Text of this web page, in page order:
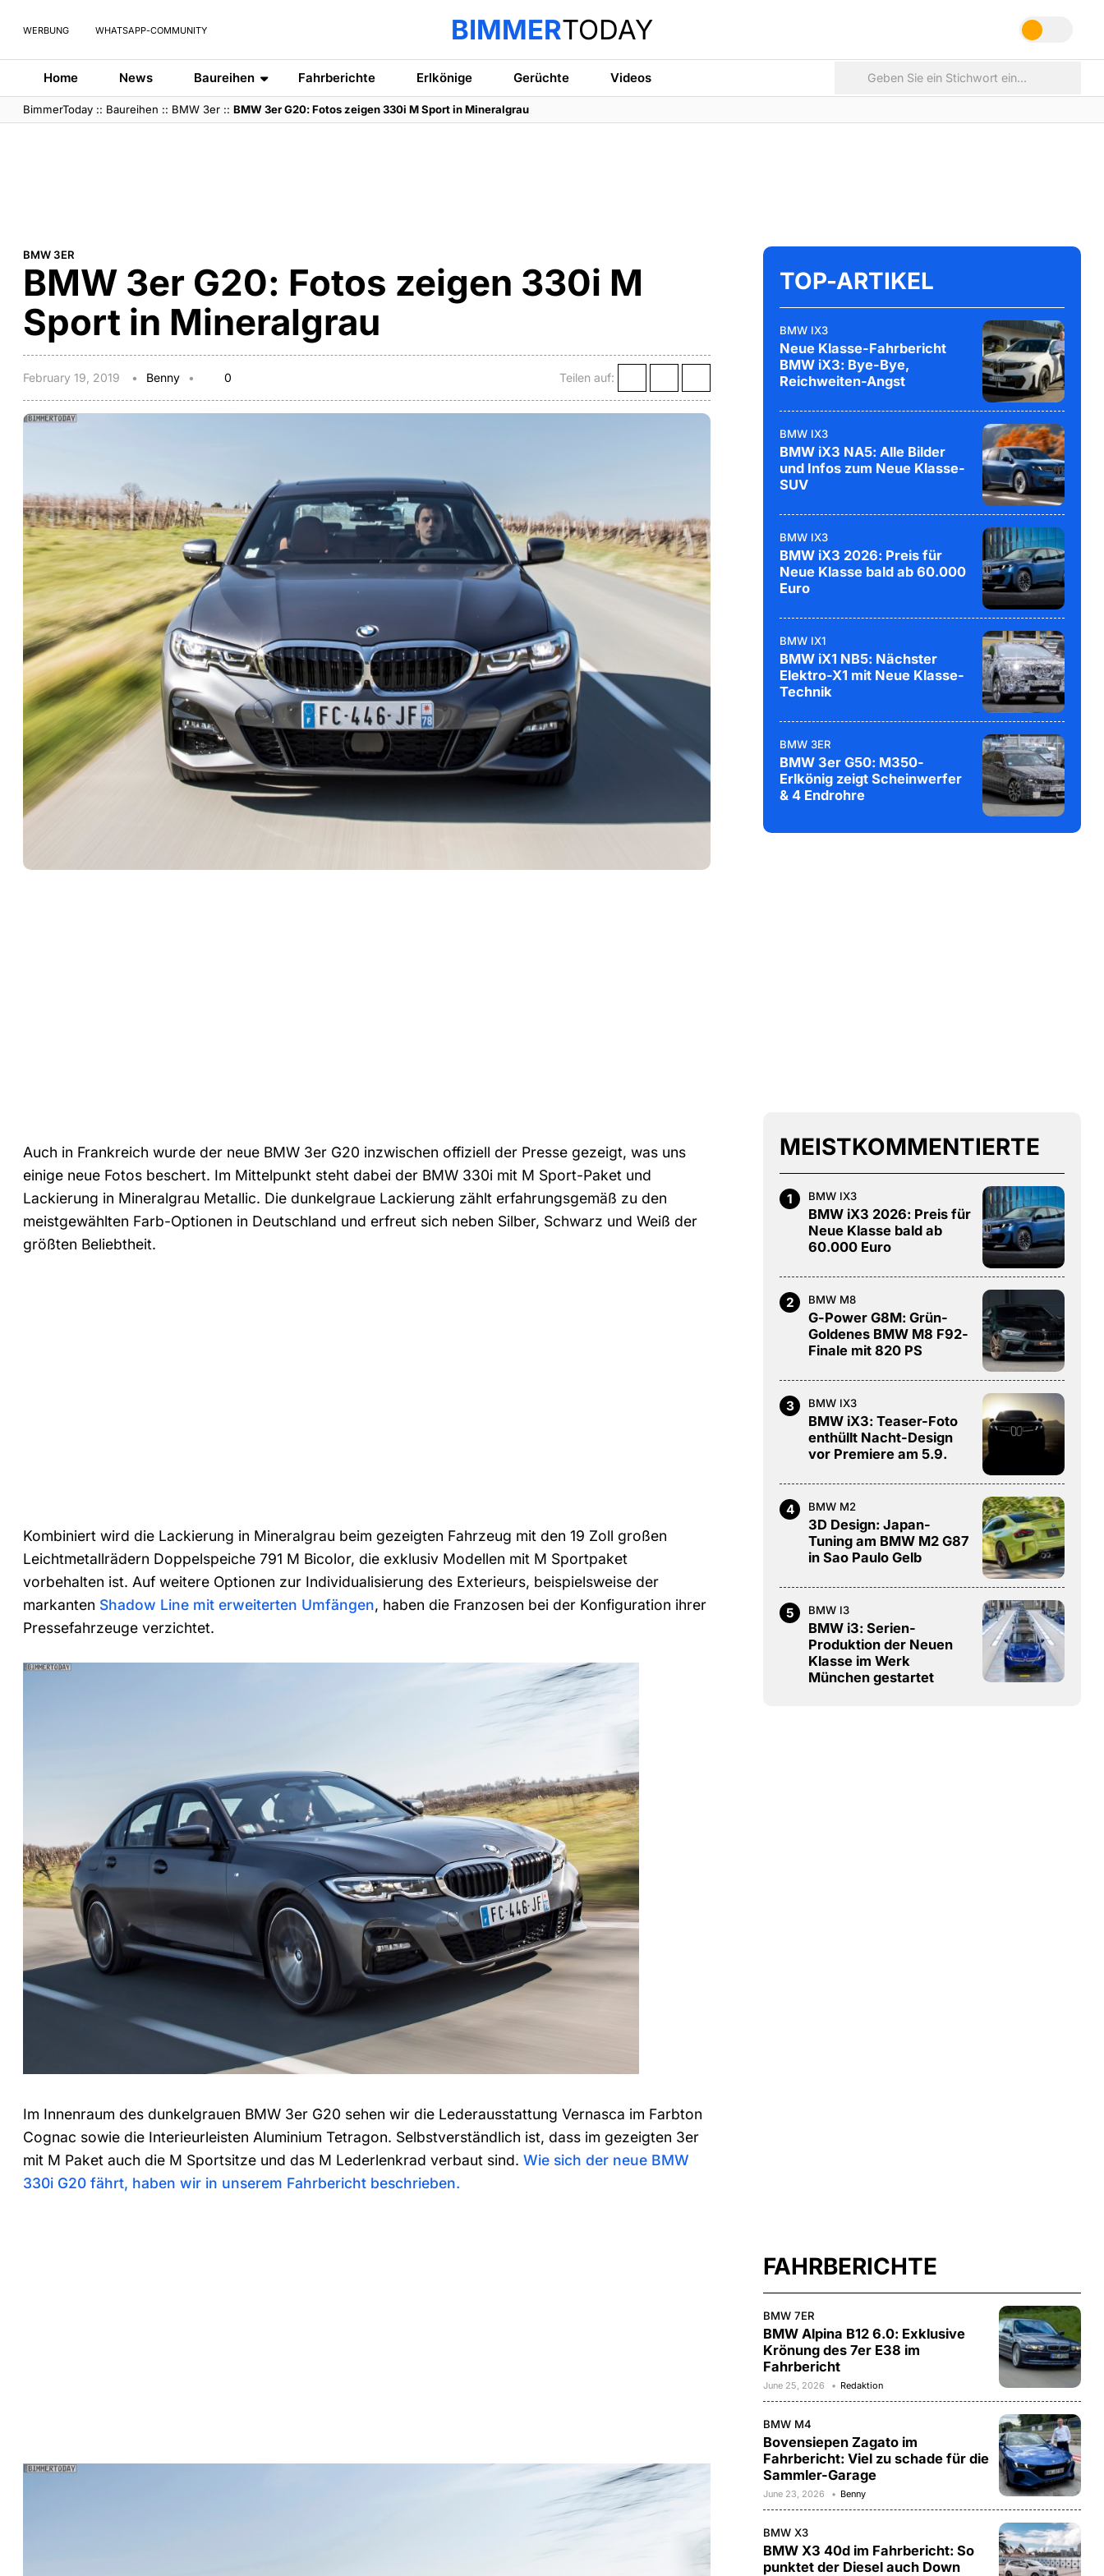
WERBUNG WHATSAPP-COMMUNITY BIMMERTODAY
Home News Baureihen Fahrberichte Erlkönige Gerüchte Videos
BimmerToday :: Baureihen :: BMW 3er ::BMW 3er G20: Fotos zeigen 330i M Sport in Mineralgrau
BMW 3ER
BMW 3er G20: Fotos zeigen 330i M
Sport in Mineralgrau
February 19, 2019 Benny 0 Teilen auf:
Auch in Frankreich wurde der neue BMW 3er G20 inzwischen offiziell der Presse gezeigt, was uns
einige neue Fotos beschert. Im Mittelpunkt steht dabei der BMW 330i mit M Sport-Paket und
Lackierung in Mineralgrau Metallic. Die dunkelgraue Lackierung zählt erfahrungsgemäß zu den
meistgewählten Farb-Optionen in Deutschland und erfreut sich neben Silber, Schwarz und Weiß der
größten Beliebtheit.
Kombiniert wird die Lackierung in Mineralgrau beim gezeigten Fahrzeug mit den 19 Zoll großen
Leichtmetallrädern Doppelspeiche 791 M Bicolor, die exklusiv Modellen mit M Sportpaket
vorbehalten ist. Auf weitere Optionen zur Individualisierung des Exterieurs, beispielsweise der
markanten Shadow Line mit erweiterten Umfängen, haben die Franzosen bei der Konfiguration ihrer
Pressefahrzeuge verzichtet.
Im Innenraum des dunkelgrauen BMW 3er G20 sehen wir die Lederausstattung Vernasca im Farbton
Cognac sowie die Interieurleisten Aluminium Tetragon. Selbstverständlich ist, dass im gezeigten 3er
mit M Paket auch die M Sportsitze und das M Lederlenkrad verbaut sind.Wie sich der neue BMW
330i G20 fährt, haben wir in unserem Fahrbericht beschrieben.
TOP-ARTIKEL
BMW IX3
Neue Klasse-Fahrbericht
BMW iX3: Bye-Bye,
Reichweiten-Angst
BMW IX3
BMW iX3 NA5: Alle Bilder
und Infos zum Neue Klasse-
SUV
BMW IX3
BMW iX3 2026: Preis für
Neue Klasse bald ab 60.000
Euro
BMW IX1
BMW iX1 NB5: Nächster
Elektro-X1 mit Neue Klasse-
Technik
BMW 3ER
BMW 3er G50: M350-
Erlkönig zeigt Scheinwerfer
& 4 Endrohre
MEISTKOMMENTIERTE
1 BMW IX3
BMW iX3 2026: Preis für
Neue Klasse bald ab
60.000 Euro
2 BMW M8
G-Power G8M: Grün-
Goldenes BMW M8 F92-
Finale mit 820 PS
3 BMW IX3
BMW iX3: Teaser-Foto
enthüllt Nacht-Design
vor Premiere am 5.9.
4 BMW M2
3D Design: Japan-
Tuning am BMW M2 G87
in Sao Paulo Gelb
5 BMW I3
BMW i3: Serien-
Produktion der Neuen
Klasse im Werk
München gestartet
FAHRBERICHTE
BMW 7ER
BMW Alpina B12 6.0: Exklusive
Krönung des 7er E38 im
Fahrbericht
June 25, 2026 Redaktion
BMW M4
Bovensiepen Zagato im
Fahrbericht: Viel zu schade für die
Sammler-Garage
June 23, 2026 Benny
BMW X3
BMW X3 40d im Fahrbericht: So
punktet der Diesel auch Down